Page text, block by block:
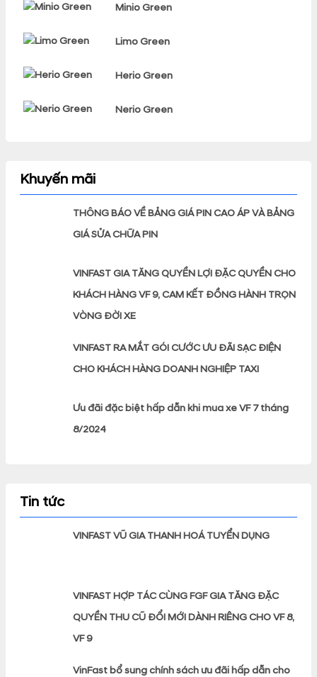
Minio Green
Limo Green
Herio Green
Nerio Green
Khuyến mãi
THÔNG BÁO VỀ BẢNG GIÁ PIN CAO ÁP VÀ BẢNG
GIÁ SỬA CHỮA PIN
VINFAST GIA TĂNG QUYỀN LỢI ĐẶC QUYỀN CHO
KHÁCH HÀNG VF 9, CAM KẾT ĐỒNG HÀNH TRỌN
VÒNG ĐỜI XE
VINFAST RA MẮT GÓI CƯỚC ƯU ĐÃI SẠC ĐIỆN
CHO KHÁCH HÀNG DOANH NGHIỆP TAXI
Ưu đãi đặc biệt hấp dẫn khi mua xe VF 7 tháng
8/2024
Tin tức
VINFAST VŨ GIA THANH HOÁ TUYỂN DỤNG
VINFAST HỢP TÁC CÙNG FGF GIA TĂNG ĐẶC
QUYỀN THU CŨ ĐỔI MỚI DÀNH RIÊNG CHO VF 8,
VF 9
VinFast bổ sung chính sách ưu đãi hấp dẫn cho